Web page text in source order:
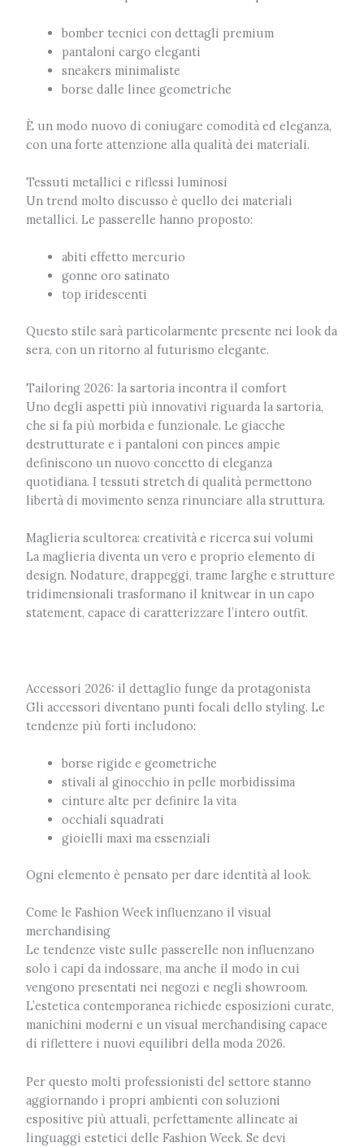
bomber tecnici con dettagli premium
pantaloni cargo eleganti
sneakers minimaliste
borse dalle linee geometriche
È un modo nuovo di coniugare comodità ed eleganza,
con una forte attenzione alla qualità dei materiali.
Tessuti metallici e riflessi luminosi
Un trend molto discusso è quello dei materiali
metallici. Le passerelle hanno proposto:
abiti effetto mercurio
gonne oro satinato
top iridescenti
Questo stile sarà particolarmente presente nei look da
sera, con un ritorno al futurismo elegante.
Tailoring 2026: la sartoria incontra il comfort
Uno degli aspetti più innovativi riguarda la sartoria,
che si fa più morbida e funzionale. Le giacche
destrutturate e i pantaloni con pinces ampie
definiscono un nuovo concetto di eleganza
quotidiana. I tessuti stretch di qualità permettono
libertà di movimento senza rinunciare alla struttura.
Maglieria scultorea: creatività e ricerca sui volumi
La maglieria diventa un vero e proprio elemento di
design. Nodature, drappeggi, trame larghe e strutture
tridimensionali trasformano il knitwear in un capo
statement, capace di caratterizzare l’intero outfit.
Accessori 2026: il dettaglio funge da protagonista
Gli accessori diventano punti focali dello styling. Le
tendenze più forti includono:
borse rigide e geometriche
stivali al ginocchio in pelle morbidissima
cinture alte per definire la vita
occhiali squadrati
gioielli maxi ma essenziali
Ogni elemento è pensato per dare identità al look.
Come le Fashion Week influenzano il visual
merchandising
Le tendenze viste sulle passerelle non influenzano
solo i capi da indossare, ma anche il modo in cui
vengono presentati nei negozi e negli showroom.
L’estetica contemporanea richiede esposizioni curate,
manichini moderni e un visual merchandising capace
di riflettere i nuovi equilibri della moda 2026.
Per questo molti professionisti del settore stanno
aggiornando i propri ambienti con soluzioni
espositive più attuali, perfettamente allineate ai
linguaggi estetici delle Fashion Week. Se devi